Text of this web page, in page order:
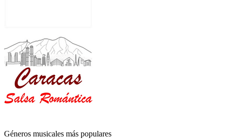
Géneros musicales más populares